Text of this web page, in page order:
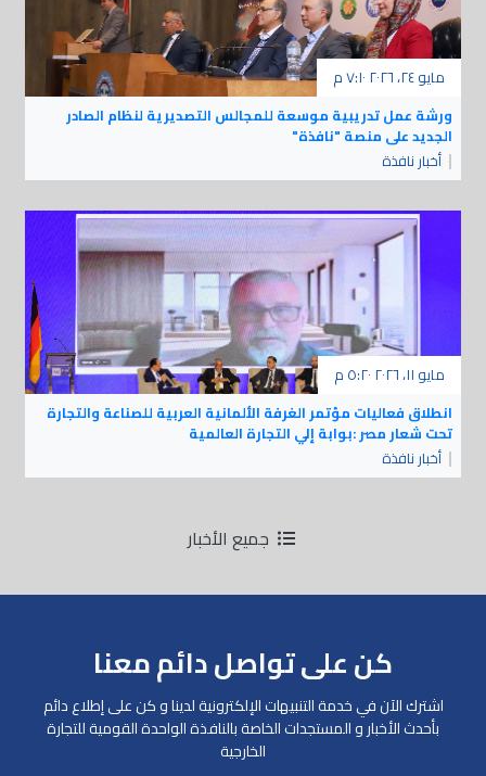
ورشة عمل تدريبية موسعة للمجالس التصديرية لنظام الصادر
الجديد على منصة "نافذة"
مايو ٢٤، ٢٠٢٦ ٧:١٠ م
أخبار نافذة
انطلاق فعاليات مؤتمر الغرفة الألمانية العربية للصناعة والتجارة
تحت شعار مصر :بوابة إلي التجارة العالمية
مايو ١١، ٢٠٢٦ ٥:٢٠ م
أخبار نافذة
جميع الأخبار
كن على تواصل دائم معنا
اشترك الآن في خدمة التنبيهات الإلكترونية لدينا و كن على إطلاع دائم
بأحدث الأخبار و المستجدات الخاصة بالنافذة الواحدة القومية للتجارة
الخارجية